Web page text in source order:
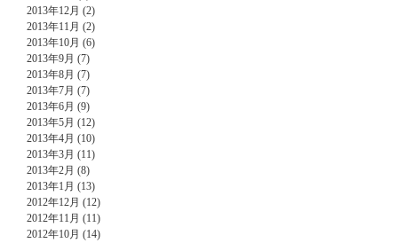
2013年12月 (2)
2013年11月 (2)
2013年10月 (6)
2013年9月 (7)
2013年8月 (7)
2013年7月 (7)
2013年6月 (9)
2013年5月 (12)
2013年4月 (10)
2013年3月 (11)
2013年2月 (8)
2013年1月 (13)
2012年12月 (12)
2012年11月 (11)
2012年10月 (14)